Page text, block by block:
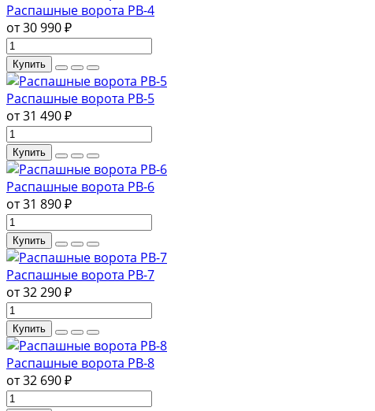
Распашные ворота РВ-4
от 30 990 ₽
Купить
Распашные ворота РВ-5
от 31 490 ₽
Купить
Распашные ворота РВ-6
от 31 890 ₽
Купить
Распашные ворота РВ-7
от 32 290 ₽
Купить
Распашные ворота РВ-8
от 32 690 ₽